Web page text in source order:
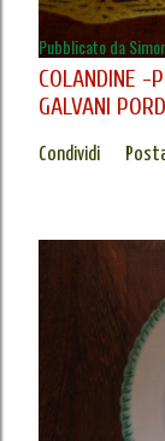
Pubblicato da
COLANDINE -
GALVANI
Condividi